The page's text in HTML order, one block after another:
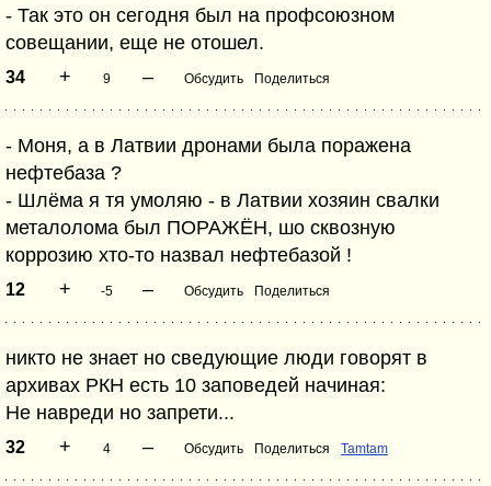
- Так это он сегодня был на профсоюзном
совещании, еще не отошел.
34 + 9 – Обсудить Поделиться
- Моня, а в Латвии дронами была поражена
нефтебаза ?
- Шлёма я тя умоляю - в Латвии хозяин свалки
металолома был ПОРАЖЁН, шо сквозную
коррозию хто-то назвал нефтебазой !
12 + -5 – Обсудить Поделиться
никто не знает но сведующие люди говорят в
архивах РКН есть 10 заповедей начиная:
Не навреди но запрети...
32 + 4 – Обсудить Поделиться Tamtam